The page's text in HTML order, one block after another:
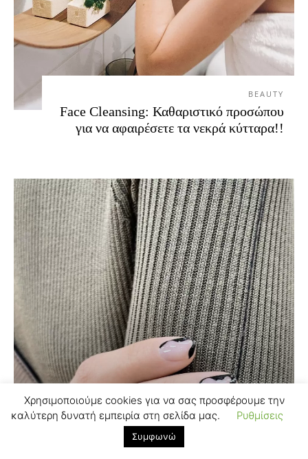
BEAUTY
Face Cleansing: Καθαριστικό προσώπου
για να αφαιρέσετε τα νεκρά κύτταρα!!
Χρησιμοποιούμε cookies για να σας προσφέρουμε την
καλύτερη δυνατή εμπειρία στη σελίδα μας.
Ρυθμίσεις
Συμφωνώ